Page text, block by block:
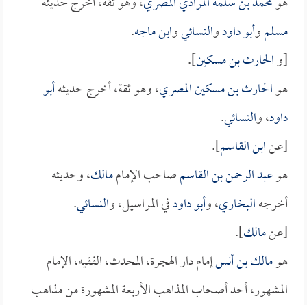
مسلموأبو داودوالنسائيوابن ماجه.
[والحارث بن مسكين].
هوالحارث بن مسكين المصري، وهو ثقة، أخرج حديثهأبو
داود، والنسائي.
[عنابن القاسم].
هوعبد الرحمن بن القاسمصاحب الإماممالك، وحديثه
أخرجهالبخاري، وأبو داودفي المراسيل، والنسائي.
[عنمالك].
هومالك بن أنسإمام دار الهجرة، المحدث، الفقيه، الإمام
المشهور، أحد أصحاب المذاهب الأربعة المشهورة من مذاهب